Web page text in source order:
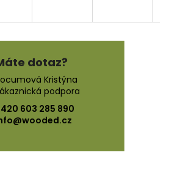
dotaz?
Kristýna
podpora
603 285 890